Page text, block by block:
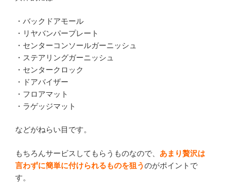
・バックドアモール
・リヤバンパープレート
・センターコンソールガーニッシュ
・ステアリングガーニッシュ
・センタークロック
・ドアバイザー
・フロアマット
・ラゲッジマット
などがねらい目です。
もちろんサービスしてもらうものなので、 あまり贅沢は
言わずに簡単に付けられるものを狙うのがポイントで
す。